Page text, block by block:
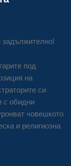
задължително!
под
на
си
с обидни
човешкото
и религиозна